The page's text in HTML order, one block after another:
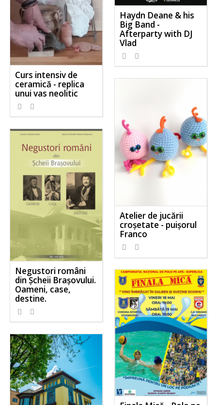
Haydn Deane & his
Big Band -
Afterparty with DJ
Vlad
Curs intensiv de
ceramică - replica
unui vas neolitic
Atelier de jucării
croșetate - puișorul
Franco
Negustori români
din Șcheii Brașovului.
Oameni, case,
destine.